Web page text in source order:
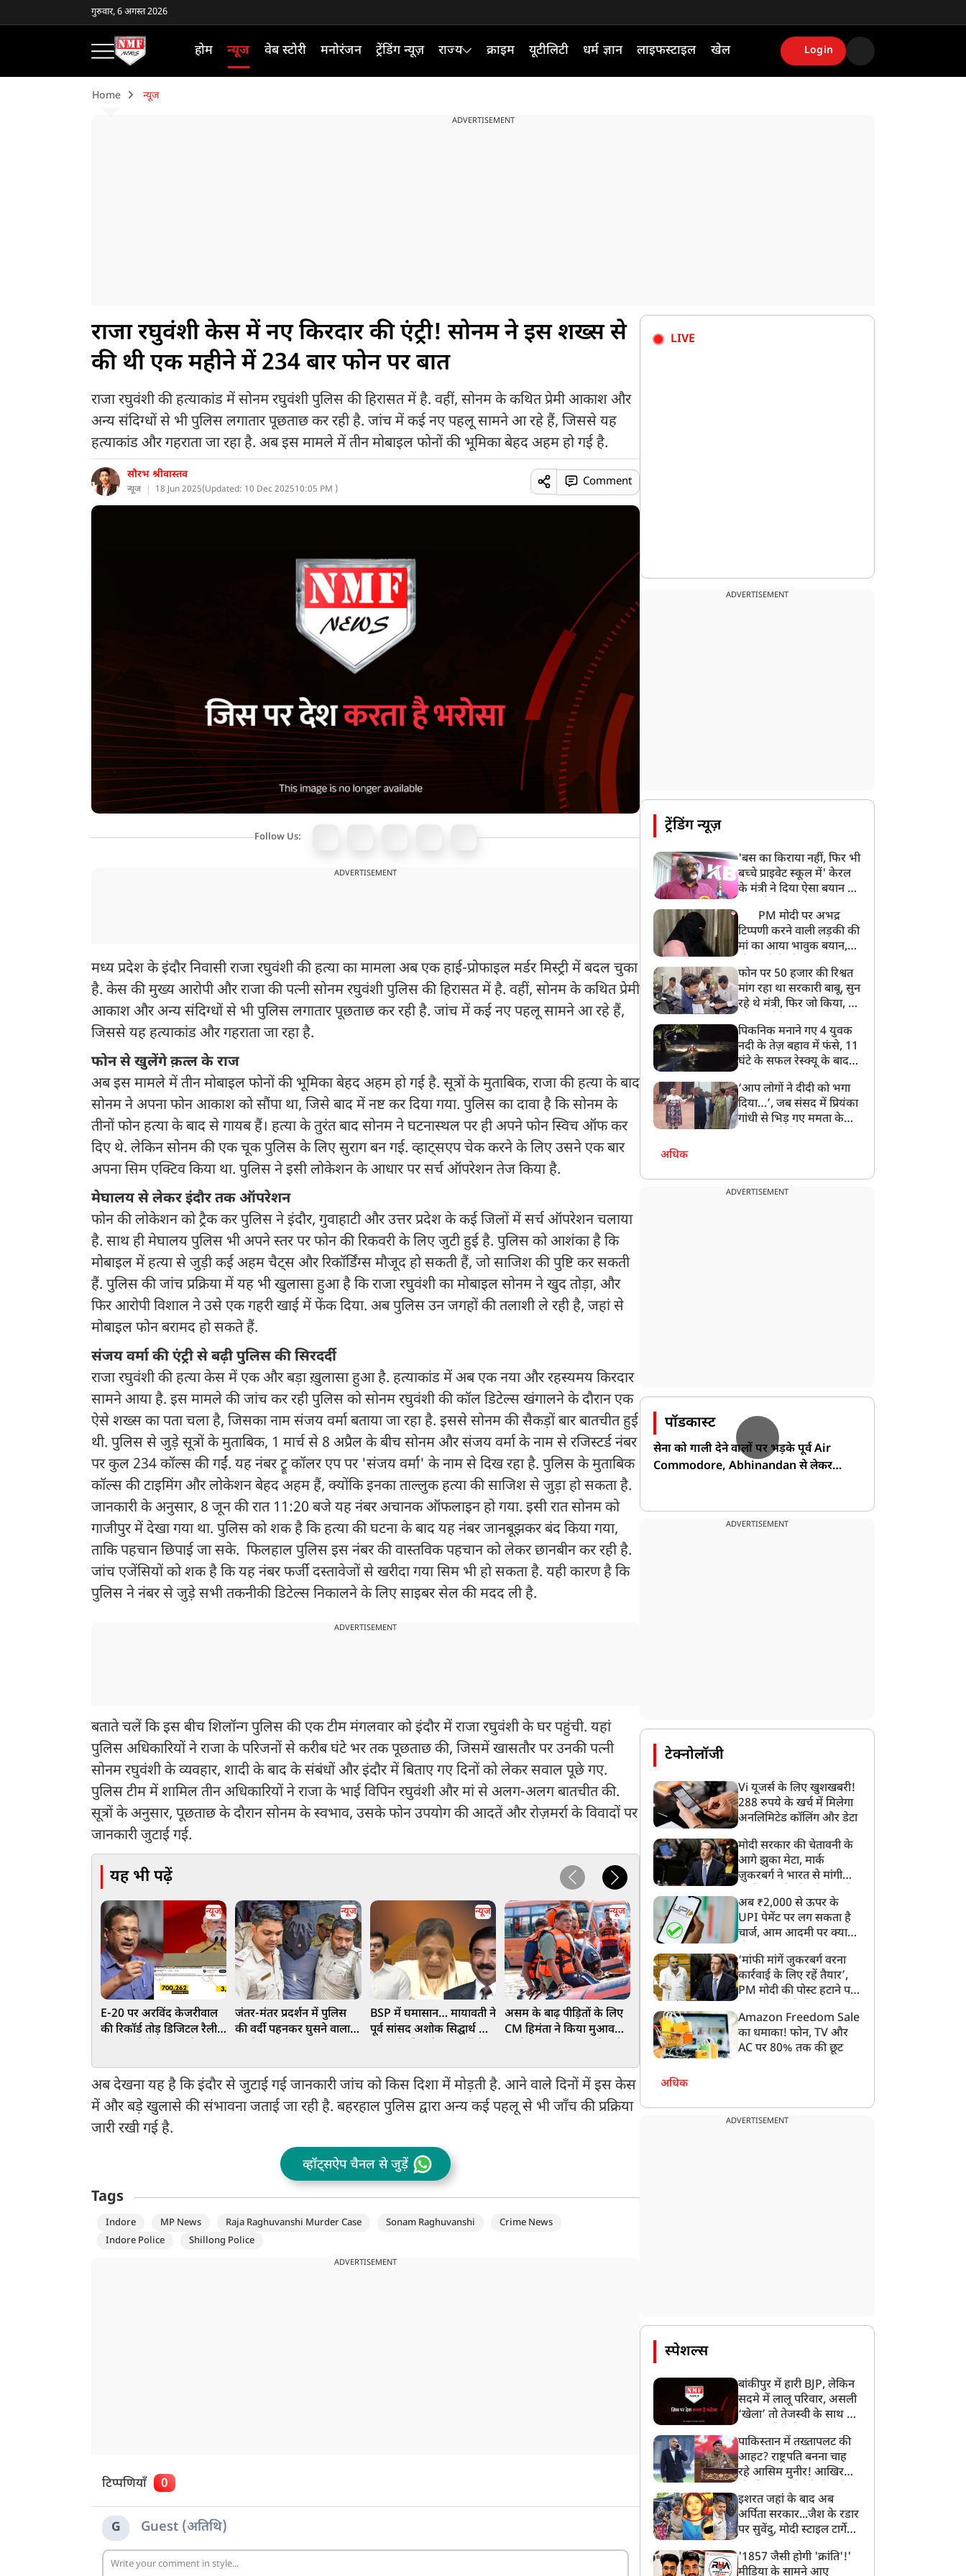
गुरुवार, 6 अगस्त 2026
होम न्यूज वेब स्टोरी मनोरंजन ट्रेंडिंग न्यूज़ राज्य क्राइम यूटीलिटी धर्म ज्ञान लाइफस्टाइल खेल Login
Home न्यूज
ADVERTISEMENT
राजा रघुवंशी केस में नए किरदार की एंट्री! सोनम ने इस शख्स से
की थी एक महीने में 234 बार फोन पर बात
राजा रघुवंशी की हत्याकांड में सोनम रघुवंशी पुलिस की हिरासत में है. वहीं, सोनम के कथित प्रेमी आकाश और
अन्य संदिग्धों से भी पुलिस लगातार पूछताछ कर रही है. जांच में कई नए पहलू सामने आ रहे हैं, जिससे यह
हत्याकांड और गहराता जा रहा है. अब इस मामले में तीन मोबाइल फोनों की भूमिका बेहद अहम हो गई है.
सौरभ श्रीवास्तव
न्यूज 18 Jun 2025(Updated: 10 Dec 202510:05 PM )
Comment
Follow Us:
ADVERTISEMENT
मध्य प्रदेश के इंदौर निवासी राजा रघुवंशी की हत्या का मामला अब एक हाई-प्रोफाइल मर्डर मिस्ट्री में बदल चुका
है. केस की मुख्य आरोपी और राजा की पत्नी सोनम रघुवंशी पुलिस की हिरासत में है. वहीं, सोनम के कथित प्रेमी
आकाश और अन्य संदिग्धों से भी पुलिस लगातार पूछताछ कर रही है. जांच में कई नए पहलू सामने आ रहे हैं,
जिससे यह हत्याकांड और गहराता जा रहा है.
फोन से खुलेंगे क़त्ल के राज
अब इस मामले में तीन मोबाइल फोनों की भूमिका बेहद अहम हो गई है. सूत्रों के मुताबिक, राजा की हत्या के बाद
सोनम ने अपना फोन आकाश को सौंपा था, जिसे बाद में नष्ट कर दिया गया. पुलिस का दावा है कि सोनम के
तीनों फोन हत्या के बाद से गायब हैं। हत्या के तुरंत बाद सोनम ने घटनास्थल पर ही अपने फोन स्विच ऑफ कर
दिए थे. लेकिन सोनम की एक चूक पुलिस के लिए सुराग बन गई. व्हाट्सएप चेक करने के लिए उसने एक बार
अपना सिम एक्टिव किया था. पुलिस ने इसी लोकेशन के आधार पर सर्च ऑपरेशन तेज किया है.
मेघालय से लेकर इंदौर तक ऑपरेशन
फोन की लोकेशन को ट्रैक कर पुलिस ने इंदौर, गुवाहाटी और उत्तर प्रदेश के कई जिलों में सर्च ऑपरेशन चलाया
है. साथ ही मेघालय पुलिस भी अपने स्तर पर फोन की रिकवरी के लिए जुटी हुई है. पुलिस को आशंका है कि
मोबाइल में हत्या से जुड़ी कई अहम चैट्स और रिकॉर्डिंग्स मौजूद हो सकती हैं, जो साजिश की पुष्टि कर सकती
हैं. पुलिस की जांच प्रक्रिया में यह भी खुलासा हुआ है कि राजा रघुवंशी का मोबाइल सोनम ने खुद तोड़ा, और
फिर आरोपी विशाल ने उसे एक गहरी खाई में फेंक दिया. अब पुलिस उन जगहों की तलाशी ले रही है, जहां से
मोबाइल फोन बरामद हो सकते हैं.
संजय वर्मा की एंट्री से बढ़ी पुलिस की सिरदर्दी
राजा रघुवंशी की हत्या केस में एक और बड़ा ख़ुलासा हुआ है. हत्याकांड में अब एक नया और रहस्यमय किरदार
सामने आया है. इस मामले की जांच कर रही पुलिस को सोनम रघुवंशी की कॉल डिटेल्स खंगालने के दौरान एक
ऐसे शख्स का पता चला है, जिसका नाम संजय वर्मा बताया जा रहा है. इससे सोनम की सैकड़ों बार बातचीत हुई
थी. पुलिस से जुड़े सूत्रों के मुताबिक, 1 मार्च से 8 अप्रैल के बीच सोनम और संजय वर्मा के नाम से रजिस्टर्ड नंबर
पर कुल 234 कॉल्स की गईं. यह नंबर ट्रू कॉलर एप पर 'संजय वर्मा' के नाम से दिख रहा है. पुलिस के मुताबिक
कॉल्स की टाइमिंग और लोकेशन बेहद अहम हैं, क्योंकि इनका ताल्लुक हत्या की साजिश से जुड़ा हो सकता है.
जानकारी के अनुसार, 8 जून की रात 11:20 बजे यह नंबर अचानक ऑफलाइन हो गया. इसी रात सोनम को
गाजीपुर में देखा गया था. पुलिस को शक है कि हत्या की घटना के बाद यह नंबर जानबूझकर बंद किया गया,
ताकि पहचान छिपाई जा सके. फिलहाल पुलिस इस नंबर की वास्तविक पहचान को लेकर छानबीन कर रही है.
जांच एजेंसियों को शक है कि यह नंबर फर्जी दस्तावेजों से खरीदा गया सिम भी हो सकता है. यही कारण है कि
पुलिस ने नंबर से जुड़े सभी तकनीकी डिटेल्स निकालने के लिए साइबर सेल की मदद ली है.
ADVERTISEMENT
बताते चलें कि इस बीच शिलॉन्ग पुलिस की एक टीम मंगलवार को इंदौर में राजा रघुवंशी के घर पहुंची. यहां
पुलिस अधिकारियों ने राजा के परिजनों से करीब घंटे भर तक पूछताछ की, जिसमें खासतौर पर उनकी पत्नी
सोनम रघुवंशी के व्यवहार, शादी के बाद के संबंधों और इंदौर में बिताए गए दिनों को लेकर सवाल पूछे गए.
पुलिस टीम में शामिल तीन अधिकारियों ने राजा के भाई विपिन रघुवंशी और मां से अलग-अलग बातचीत की.
सूत्रों के अनुसार, पूछताछ के दौरान सोनम के स्वभाव, उसके फोन उपयोग की आदतें और रोज़मर्रा के विवादों पर
जानकारी जुटाई गई.
यह भी पढ़ें
न्यूज
E-20 पर अरविंद केजरीवाल
की रिकॉर्ड तोड़ डिजिटल रैली,
आवास तक मार्च का ऐलान
न्यूज
जंतर-मंतर प्रदर्शन में पुलिस
की वर्दी पहनकर घुसने वाला
न्यूज
BSP में घमासान… मायावती ने
पूर्व सांसद अशोक सिद्घार्थ को
न्यूज
असम के बाढ़ पीड़ितों के लिए
CM हिमंता ने किया मुआवजे
हजार
न्यूज
जंतर-मंतर पर इस्तीफा लहराने
वाले सिपाही शेर सिंह की गई
नौकरी, पुलिस ने किया बर्खास्त
आर्टिकल 370 हटाए जाने के
सात साल, जम्मू-कश्मीर में
निकली भव्य तिरंगा रैली, PDP
अब देखना यह है कि इंदौर से जुटाई गई जानकारी जांच को किस दिशा में मोड़ती है. आने वाले दिनों में इस केस
में और बड़े खुलासे की संभावना जताई जा रही है. बहरहाल पुलिस द्वारा अन्य कई पहलू से भी जाँच की प्रक्रिया
जारी रखी गई है.
व्हॉट्सऐप चैनल से जुड़ें
Tags
Indore MP News Raja Raghuvanshi Murder Case Sonam Raghuvanshi
Crime News
Indore Police
Shillong Police
ADVERTISEMENT
टिप्पणियाँ 0
G Guest (अतिथि)
LIVE
ADVERTISEMENT
ट्रेंडिंग न्यूज़
'बस का किराया नहीं, फिर भी
बच्चे प्राइवेट स्कूल में' केरल
के मंत्री ने दिया ऐसा बयान की
PM मोदी पर अभद्र
टिप्पणी करने वाली लड़की की
मां का आया भावुक बयान,
बेटी को गोद लें प्रधानमंत्री
फोन पर 50 हजार की रिश्वत
मांग रहा था सरकारी बाबू, सुन
रहे थे मंत्री, फिर जो किया, वो
पिकनिक मनाने गए 4 युवक
नदी के तेज़ बहाव में फंसे, 11
घंटे के सफल रेस्क्यू के बाद
‘आप लोगों ने दीदी को भगा
दिया…’, जब संसद में प्रियंका
गांधी से भिड़ गए ममता के
अधिक
ADVERTISEMENT
पॉडकास्ट
सेना को गाली देने वालों पर भड़के पूर्व Air
Commodore, Abhinandan से लेकर
ADVERTISEMENT
टेक्नोलॉजी
Vi यूजर्स के लिए खुशखबरी!
288 रुपये के खर्च में मिलेगा
अनलिमिटेड कॉलिंग और डेटा
मोदी सरकार की चेतावनी के
आगे झुका मेटा, मार्क
ज़ुकरबर्ग ने भारत से मांगी
अब ₹2,000 से ऊपर के
UPI पेमेंट पर लग सकता है
चार्ज, आम आदमी पर क्या
‘मांफी मांगें जुकरबर्ग वरना
कार्रवाई के लिए रहें तैयार’,
PM मोदी की पोस्ट हटाने पर
लगाई फटकार
Amazon Freedom Sale
का धमाका! फोन, TV और
AC पर 80% तक की छूट
अधिक
ADVERTISEMENT
स्पेशल्स
बांकीपुर में हारी BJP, लेकिन
सदमे में लालू परिवार, असली
‘खेला’ तो तेजस्वी के साथ हो
पाकिस्तान में तख्तापलट की
आहट? राष्ट्रपति बनना चाह
रहे आसिम मुनीर! आखिर
बनाया मोहरा?
इशरत जहां के बाद अब
अर्पिता सरकार...जैश के रडार
पर सुवेंदु, मोदी स्टाइल टार्गेट
बड़ा एक्शन!
'1857 जैसी होगी 'क्रांति'!'
मीडिया के सामने आए